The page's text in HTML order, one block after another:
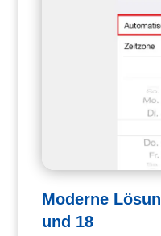
Moderne
und 18